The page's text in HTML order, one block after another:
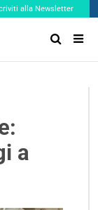
alla Newsletter
a